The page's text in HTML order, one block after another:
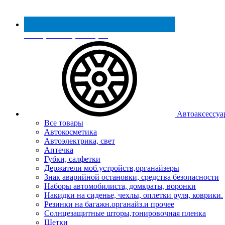
Реестр МинПромТорга
Все товары
Автокосметика
Автоэлектрика, свет
Аптечка
Губки, салфетки
Держатели моб.устройств,органайзеры
Знак аварийной остановки, средства безопасности
Наборы автомобилиста, домкраты, воронки
Накидки на сиденье, чехлы, оплетки руля, коврики.
Резинки на багажн.органайз.и прочее
Солнцезащитные шторы,тонировочная пленка
Щетки